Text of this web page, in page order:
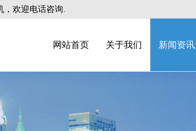
欢迎电话咨询.
网站首页 关于我们 新闻资讯